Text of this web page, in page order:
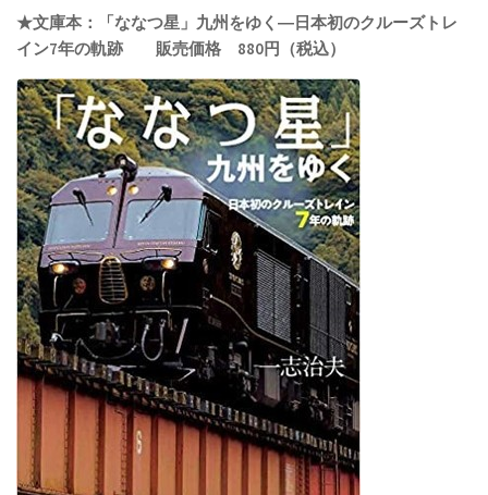
★文庫本：「ななつ星」九州をゆく―日本初のクルーズトレ
イン7年の軌跡 販売価格 880円（税込）